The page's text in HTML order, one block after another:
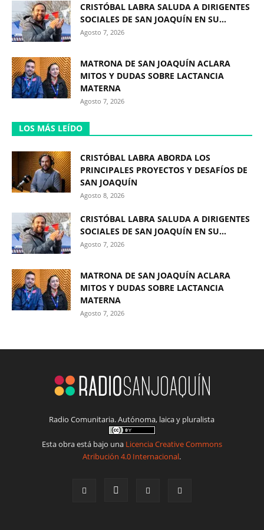
CRISTÓBAL LABRA SALUDA A DIRIGENTES
SOCIALES DE SAN JOAQUÍN EN SU...
Agosto 7, 2026
MATRONA DE SAN JOAQUÍN ACLARA
MITOS Y DUDAS SOBRE LACTANCIA
MATERNA
Agosto 7, 2026
LOS MÁS LEÍDO
CRISTÓBAL LABRA ABORDA LOS
PRINCIPALES PROYECTOS Y DESAFÍOS DE
SAN JOAQUÍN
Agosto 8, 2026
CRISTÓBAL LABRA SALUDA A DIRIGENTES
SOCIALES DE SAN JOAQUÍN EN SU...
Agosto 7, 2026
MATRONA DE SAN JOAQUÍN ACLARA
MITOS Y DUDAS SOBRE LACTANCIA
MATERNA
Agosto 7, 2026
Radio Comunitaria. Autónoma, laica y pluralista
Esta obra está bajo una Licencia Creative Commons
Atribución 4.0 Internacional.